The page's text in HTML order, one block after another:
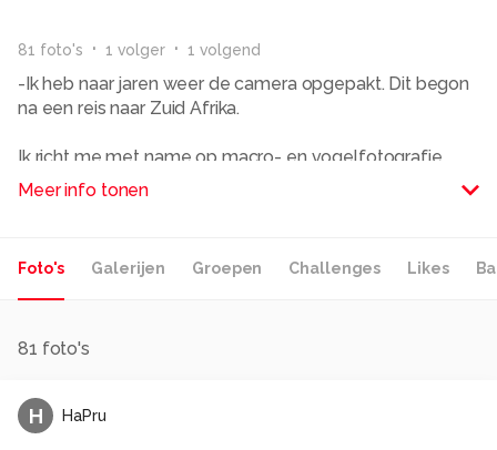
81 foto's 1 volger 1 volgend
-Ik heb naar jaren weer de camera opgepakt. Dit begon
na een reis naar Zuid Afrika.
Alle rechten voorbehouden
Meer info tonen
Foto's Galerijen Groepen Challenges Likes
81 foto's
H HaPru